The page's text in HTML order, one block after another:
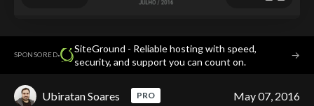
SPONSORED·
SiteGround - Reliable hosting with speed,
security, and support you can count on.
→
Ubiratan Soares PRO May 07, 2016